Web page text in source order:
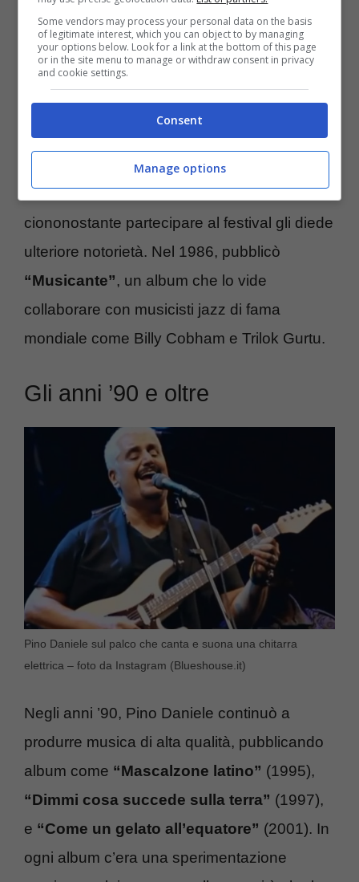
che conteneva brani come“Napul’è” e “Je
so’ pazzo”, canzoni che lo portarono in
L’anno dopo, nel 1984, Pino Daniele
partecipò al Festival di Sanremo con la
canzone“Sara”, ma non riuscì a vincere,
ciononostante partecipare al festival gli diede
ulteriore notorietà. Nel 1986, pubblicò
“Musicante”, un album che lo vide
collaborare con musicisti jazz di fama
mondiale come Billy Cobham e Trilok Gurtu.
Gli anni ’90 e oltre
Pino Daniele sul palco che canta e suona una chitarra
elettrica – foto da Instagram (Blueshouse.it)
Negli anni ’90, Pino Daniele continuò a
produrre musica di alta qualità, pubblicando
album come “Mascalzone latino” (1995),
“Dimmi cosa succede sulla terra” (1997),
e “Come un gelato all’equatore” (2001). In
ogni album c’era una sperimentazione
Some vendors may process your personal data on the basis
of legitimate interest, which you can object to by managing
your options below. Look for a link at the bottom of this page
or in the site menu to manage or withdraw consent in privacy
and cookie settings.
Consent
Manage options